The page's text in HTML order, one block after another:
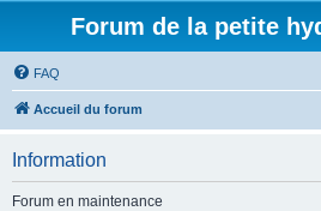
Forum de la petite
FAQ
Accueil du forum
Information
Forum en maintenance